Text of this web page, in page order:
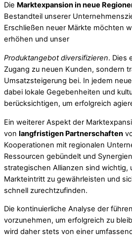
Die Marktexpansion in neue
Bestandteil unserer
Erschließen neuer Märkte möchten
erhöhen und unser
Produktangebot diversifizieren. Dies
Zugang zu neuen Kunden, sondern
Umsatzsteigerung bei. In jedem
dabei lokale Gegebenheiten und
berücksichtigen, um erfolgreich
Ein weiterer Aspekt der
von langfristigen Partnerschaften
Kooperationen mit regionalen
Ressourcen gebündelt und
strategischen Allianzen sind wichtig,
Markteintritt zu gewährleisten und
schnell zurechtzufinden.
Die kontinuierliche Analyse der
vorzunehmen, um erfolgreich zu
wird daher stets von einer